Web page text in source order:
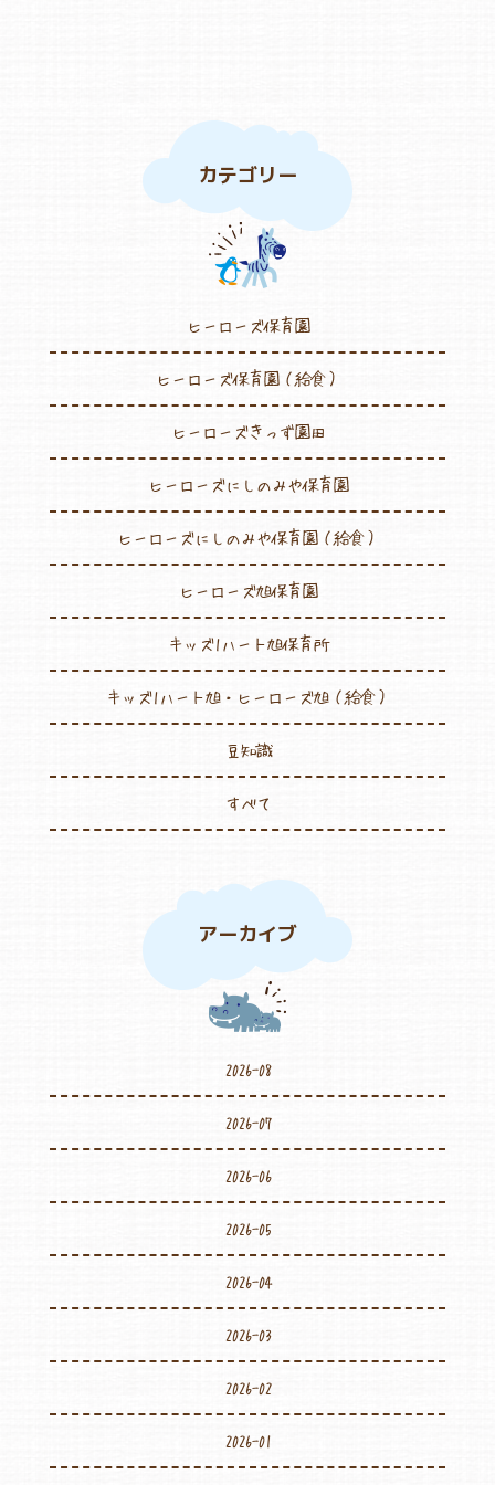
カテゴリー
ヒーローズ保育園
ヒーローズ保育園（給食）
ヒーローズきっず園田
ヒーローズにしのみや保育園
ヒーローズにしのみや保育園（給食）
ヒーローズ旭保育園
キッズ1ハート旭保育所
キッズ1ハート旭・ヒーローズ旭（給食）
豆知識
すべて
アーカイブ
2026-08
2026-07
2026-06
2026-05
2026-04
2026-03
2026-02
2026-01